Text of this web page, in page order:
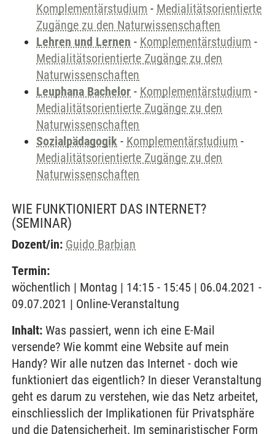
Komplementärstudium - Medialitätsorientierte
Zugänge zu den Naturwissenschaften
Lehren und Lernen - Komplementärstudium -
Medialitätsorientierte Zugänge zu den
Naturwissenschaften
Leuphana Bachelor - Komplementärstudium -
Medialitätsorientierte Zugänge zu den
Naturwissenschaften
Sozialpädagogik - Komplementärstudium -
Medialitätsorientierte Zugänge zu den
Naturwissenschaften
WIE FUNKTIONIERT DAS INTERNET?
(SEMINAR)
Dozent/in: Guido Barbian
Termin:
wöchentlich | Montag | 14:15 - 15:45 | 06.04.2021 -
09.07.2021 | Online-Veranstaltung
Inhalt: Was passiert, wenn ich eine E-Mail
versende? Wie kommt eine Website auf mein
Handy? Wir alle nutzen das Internet - doch wie
funktioniert das eigentlich? In dieser Veranstaltung
geht es darum zu verstehen, wie das Netz arbeitet,
einschliesslich der Implikationen für Privatsphäre
und die Datensicherheit. Im seminaristischer Form